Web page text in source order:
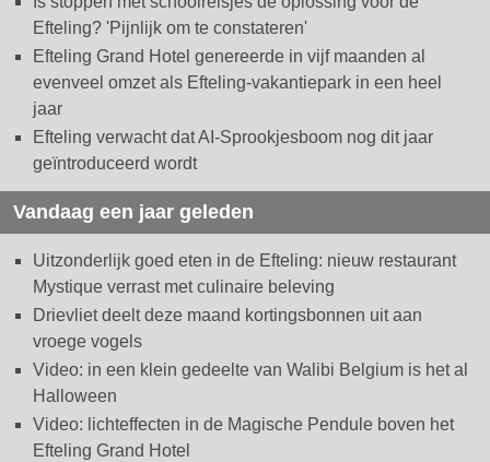
Efteling? 'Pijnlijk om te constateren'
Efteling Grand Hotel genereerde in vijf maanden al
evenveel omzet als Efteling-vakantiepark in een heel
jaar
Efteling verwacht dat AI-Sprookjesboom nog dit jaar
geïntroduceerd wordt
Vandaag een jaar geleden
Uitzonderlijk goed eten in de Efteling: nieuw restaurant
Mystique verrast met culinaire beleving
Drievliet deelt deze maand kortingsbonnen uit aan
vroege vogels
Video: in een klein gedeelte van Walibi Belgium is het al
Halloween
Video: lichteffecten in de Magische Pendule boven het
Efteling Grand Hotel